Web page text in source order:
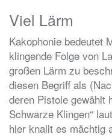
Viel Lärm
Kakophonie bedeutet
klingende Folge von
großen Lärm zu
diesen Begriff als
deren Pistole gewählt
Schwarze Klingen“
hier knallt es mächtig